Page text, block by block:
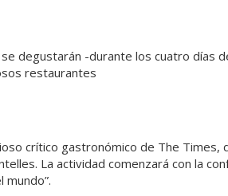
degustarán -durante los cuatro días
restaurantes
crítico gastronómico de The Times,
La actividad comenzará con la
mundo”.